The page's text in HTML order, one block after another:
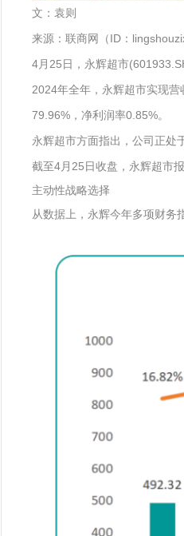
文：袁则
来源：联商网（ID：
4月25日，永辉超市
2024年全年，永辉超市实现
79.96%，净利润率0.85%。
永辉超市方面指出，公司正处
截至4月25日收盘，永辉超市
主动性战略选择
从数据上，永辉今年多项财务